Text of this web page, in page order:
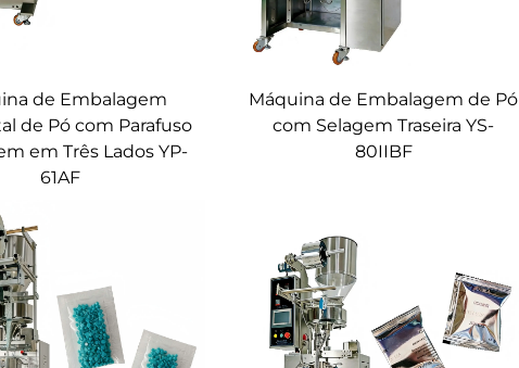
de Embalagem
de Pó com Parafuso
em Três Lados YP-
61AF
Máquina de Embalagem de Pó
com Selagem Traseira YS-
80IIBF